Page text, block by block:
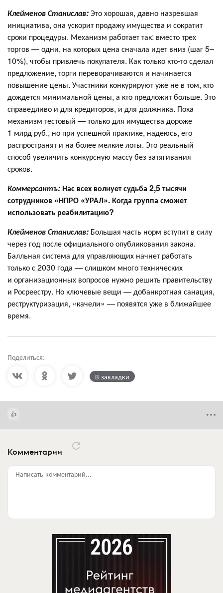
Клейменов Станислав:Это хорошая, давно назревшая
инициатива, она ускорит продажу имущества и сократит
сроки процедуры. Механизм работает так: вместо трех
торгов — одни, на которых цена сначала идет вниз (шаг 5–
10%), чтобы привлечь покупателя. Как только кто-то сделал
предложение, торги переворачиваются и начинается
повышение цены. Участники конкурируют уже не в том, кто
дождется минимальной цены, а кто предложит больше. Это
справедливо и для кредиторов, и для должника. Пока
механизм тестовый — только для имущества дороже
1 млрд руб., но при успешной практике, надеюсь, его
распространят и на более мелкие лоты. Это реальный
способ увеличить конкурсную массу без затягивания
сроков.
Коммерсантъ:Нас всех волнует судьба 2,5 тысячи
сотрудников «НПРО «УРАЛ». Когда группа сможет
использовать реабилитацию?
Клейменов Станислав: Большая часть норм вступит в силу
через год после официального опубликования закона.
Балльная система для управляющих начнет работать
только с 2030 года — слишком много технических
и организационных вопросов нужно решить правительству
и Росреестру. Но ключевые вещи — добанкротная санация,
реструктуризация, «качели» — появятся уже в ближайшее
время.
Поделиться:
В закладки
Комментарии
Написать комментарий...